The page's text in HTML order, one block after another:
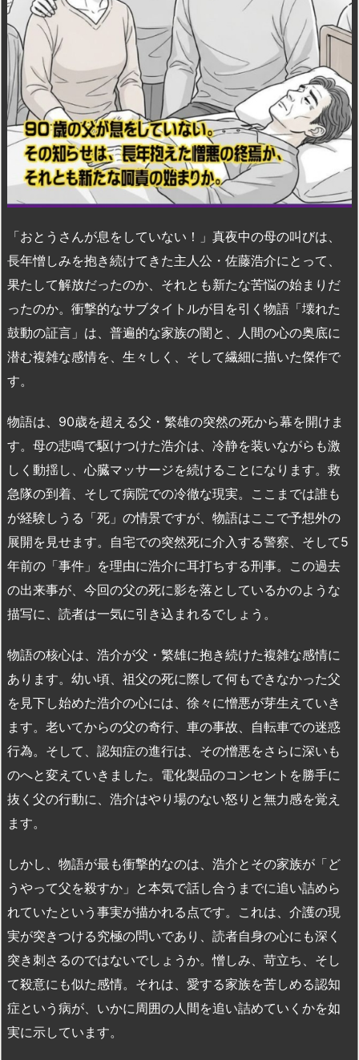
「おとうさんが息をしていない！」真夜中の母の叫びは、
長年憎しみを抱き続けてきた主人公・佐藤浩介にとって、
果たして解放だったのか、それとも新たな苦悩の始まりだ
ったのか。衝撃的なサブタイトルが目を引く物語「壊れた
鼓動の証言」は、普遍的な家族の闇と、人間の心の奥底に
潜む複雑な感情を、生々しく、そして繊細に描いた傑作で
す。
物語は、90歳を超える父・繁雄の突然の死から幕を開けま
す。母の悲鳴で駆けつけた浩介は、冷静を装いながらも激
しく動揺し、心臓マッサージを続けることになります。救
急隊の到着、そして病院での冷徹な現実。ここまでは誰も
が経験しうる「死」の情景ですが、物語はここで予想外の
展開を見せます。自宅での突然死に介入する警察、そして5
年前の「事件」を理由に浩介に耳打ちする刑事。この過去
の出来事が、今回の父の死に影を落としているかのような
描写に、読者は一気に引き込まれるでしょう。
物語の核心は、浩介が父・繁雄に抱き続けた複雑な感情に
あります。幼い頃、祖父の死に際して何もできなかった父
を見下し始めた浩介の心には、徐々に憎悪が芽生えていき
ます。老いてからの父の奇行、車の事故、自転車での迷惑
行為。そして、認知症の進行は、その憎悪をさらに深いも
のへと変えていきました。電化製品のコンセントを勝手に
抜く父の行動に、浩介はやり場のない怒りと無力感を覚え
ます。
しかし、物語が最も衝撃的なのは、浩介とその家族が「ど
うやって父を殺すか」と本気で話し合うまでに追い詰めら
れていたという事実が描かれる点です。これは、介護の現
実が突きつける究極の問いであり、読者自身の心にも深く
突き刺さるのではないでしょうか。憎しみ、苛立ち、そし
て殺意にも似た感情。それは、愛する家族を苦しめる認知
症という病が、いかに周囲の人間を追い詰めていくかを如
実に示しています。